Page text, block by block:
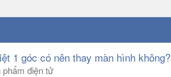
1 góc có nên thay màn hình không?
phẩm điện tử